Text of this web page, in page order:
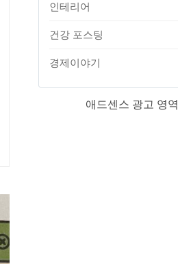
인테리어
건강 포스팅
경제이야기
애드센스 광고 영역